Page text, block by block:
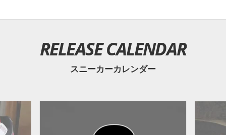
RELEASE CALENDAR
スニーカーカレンダー